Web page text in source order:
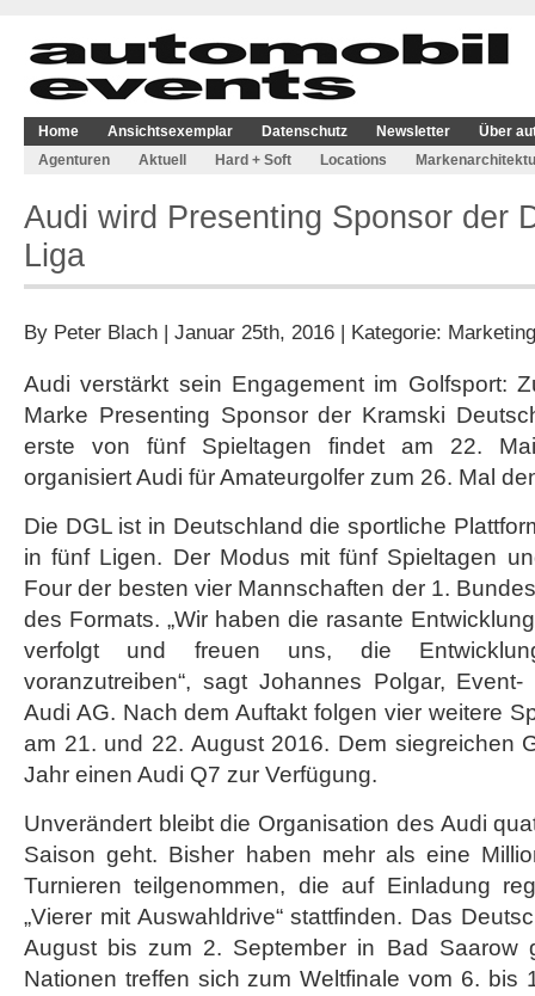
Home Ansichtsexemplar Datenschutz Newsletter
Über
Agenturen
Aktuell Hard + Soft Locations
Audi wird Presenting Sponsor der
Liga
By Peter Blach | Januar 25th, 2016 | Kategorie: Marketing
Audi verstärkt sein Engagement im Golfsport:
Marke Presenting Sponsor der Kramski
erste von fünf Spieltagen findet am 22.
organisiert Audi für Amateurgolfer zum 26. Mal
Die DGL ist in Deutschland die sportliche
in fünf Ligen. Der Modus mit fünf Spieltagen
Four der besten vier Mannschaften der 1.
des Formats. „Wir haben die rasante
verfolgt und freuen uns, die
voranzutreiben“, sagt Johannes Polgar,
Audi AG. Nach dem Auftakt folgen vier weitere
am 21. und 22. August 2016. Dem siegreichen
Jahr einen Audi Q7 zur Verfügung.
Unverändert bleibt die Organisation des Audi
Saison geht. Bisher haben mehr als eine
Turnieren teilgenommen, die auf Einladung
„Vierer mit Auswahldrive“ stattfinden. Das
August bis zum 2. September in Bad Saarow
Nationen treffen sich zum Weltfinale vom 6. bis